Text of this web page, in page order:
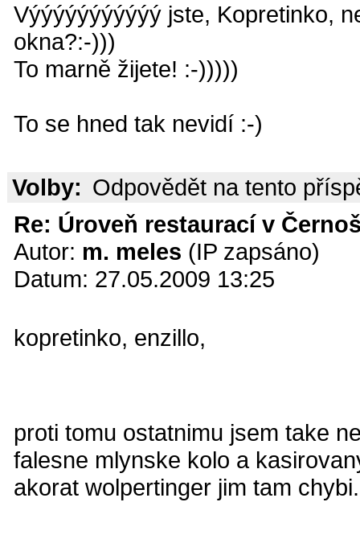
Výýýýýýýýýýý jste, Kopretinko,
okna?:-)))
To marně žijete! :-)))))
To se hned tak nevidí :-)
Volby: Odpovědět na tento
Re: Úroveň restaurací v
Autor: m. meles (IP zapsáno)
Datum: 27.05.2009 13:25
kopretinko, enzillo,
proti tomu ostatnimu jsem take
falesne mlynske kolo a
akorat wolpertinger jim tam chybi.